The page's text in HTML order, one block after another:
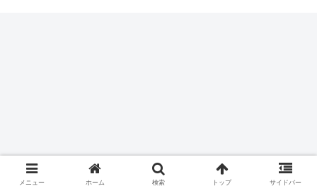
メニュー ホーム 検索 トップ サイドバー